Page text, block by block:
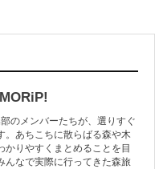
「智頭杉」と呼ばれ、品...
たい日本の木材をご紹介するシリ
木材の中でも特に耐久性...
のメンバーたちが、選りすぐ
。あちこちに散らばる森や木
かりやすくまとめることを目
んなで実際に行ってきた森旅